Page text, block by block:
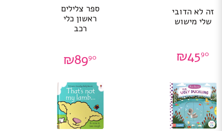
זה לא הדובי
שלי מישוש
₪4590
ספר צלילים
ראשון כלי
רכב
₪8990